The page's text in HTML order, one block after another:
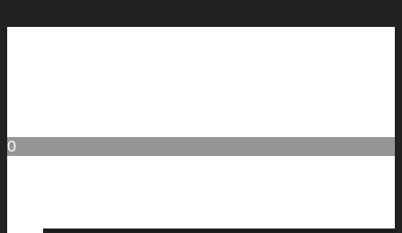
0